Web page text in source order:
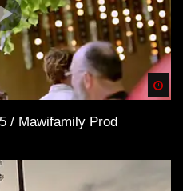
/ Mawifamily Prod